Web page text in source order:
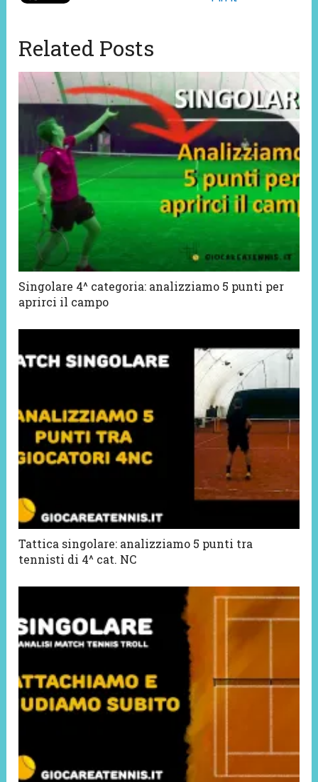
Related Posts
Singolare 4^ categoria: analizziamo 5 punti per
aprirci il campo
Tattica singolare: analizziamo 5 punti tra
tennisti di 4^ cat. NC